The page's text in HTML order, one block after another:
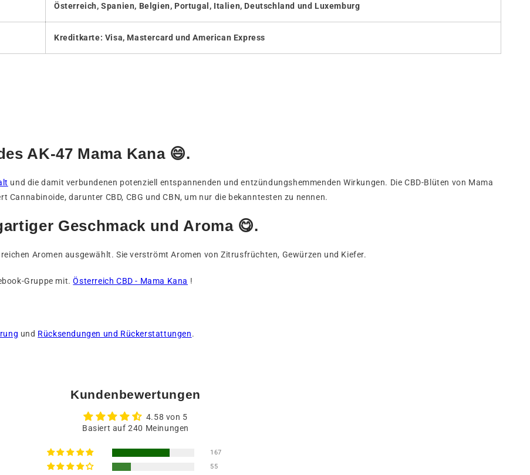
Österreich, Spanien, Belgien, Portugal, Italien, Deutschland und Luxemburg
Kreditkarte: Visa, Mastercard und American Express
AK-47 Mama Kana 😄.
und die damit verbundenen potenziell entspannenden und entzündungshemmenden Wirkungen. Die CBD-Blüten von Mama
darunter CBD, CBG und CBN, um nur die bekanntesten zu nennen.
Geschmack und Aroma 😋.
Aromen ausgewählt. Sie verströmt Aromen von Zitrusfrüchten, Gewürzen und Kiefer.
Gruppe mit.Österreich CBD - Mama Kana !
und Rücksendungen und Rückerstattungen.
Kundenbewertungen
4.58 von 5
Basiert auf 240 Meinungen
167
55